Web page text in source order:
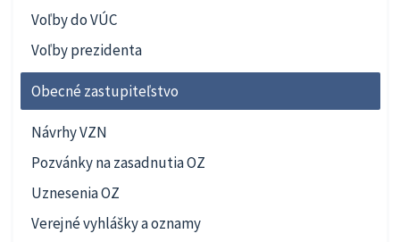
Voľby do VÚC
Voľby prezidenta
Obecné zastupiteľstvo
Návrhy VZN
Pozvánky na zasadnutia OZ
Uznesenia OZ
Verejné vyhlášky a oznamy